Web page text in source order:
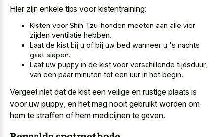
Hier zijn enkele tips voor kistentraining:
Kisten voor Shih Tzu-honden moeten aan alle vier
zijden ventilatie hebben.
Laat de kist bij u of bij uw bed wanneer u 's nachts
gaat slapen.
Laat uw puppy in de kist voor verschillende tijdsduur,
van een paar minuten tot een uur in het begin.
Vergeet niet dat de kist een veilige en rustige plaats is
voor uw puppy , en het mag nooit gebruikt worden om
hem te straffen of hem medicijnen te geven.